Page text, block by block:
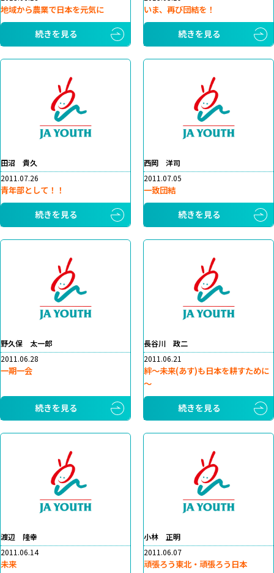
地域から農業で日本を元気に
続きを見る
いま、再び団結を！
続きを見る
田沼 貴久
2011.07.26
青年部として！！
続きを見る
西岡 洋司
2011.07.05
一致団結
続きを見る
野久保 太一郎
2011.06.28
一期一会
続きを見る
長谷川 政二
2011.06.21
絆～未来(あす)も日本を耕すために
～
続きを見る
渡辺 隆幸
2011.06.14
未来
小林 正明
2011.06.07
頑張ろう東北・頑張ろう日本